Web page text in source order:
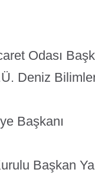
Odası
Deniz
Başkanı
Başkan